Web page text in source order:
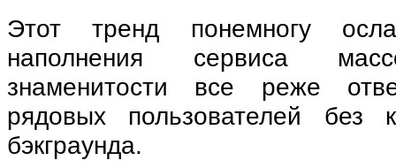
Этот тренд понемногу
наполнения сервиса
знаменитости все реже
рядовых пользователей без
бэкграунда.